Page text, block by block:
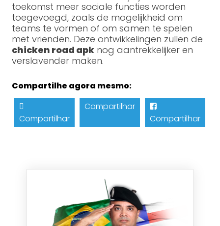
toekomst meer sociale functies worden
toegevoegd, zoals de mogelijkheid om
teams te vormen of om samen te spelen
met vrienden. Deze ontwikkelingen zullen de
chicken road apknog aantrekkelijker en
verslavender maken.
Compartilhe agora mesmo:
Compartilhar
Compartilhar
Compartilhar